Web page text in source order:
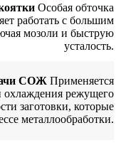
Особая обточка
работать с большим
мозоли и быструю
усталость.
СОЖ Применяется
охлаждения режущего
заготовки, которые
металлообработки.